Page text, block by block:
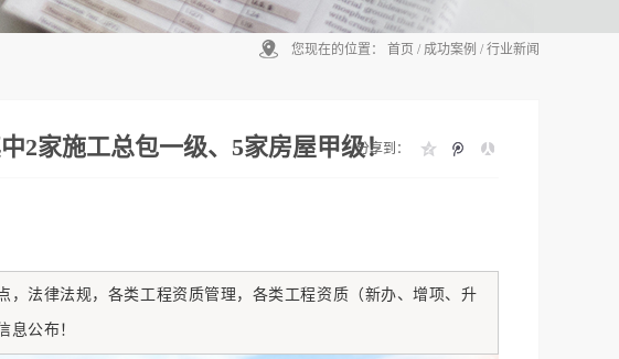
您现在的位置： 首页 / 成功案例 / 行业新闻
2家施工总包一级、5家房屋甲级！
分享到：
，法律法规，各类工程资质管理，各类工程资质（新办、增项、升
息公布！